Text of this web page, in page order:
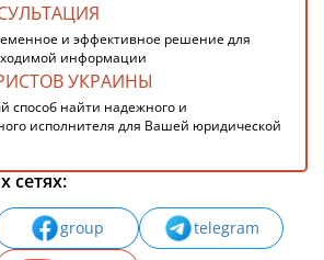
и эффективное решение для
информации
УКРАИНЫ
способ найти надежного и
исполнителя для Вашей юридической
сетях:
group
telegram